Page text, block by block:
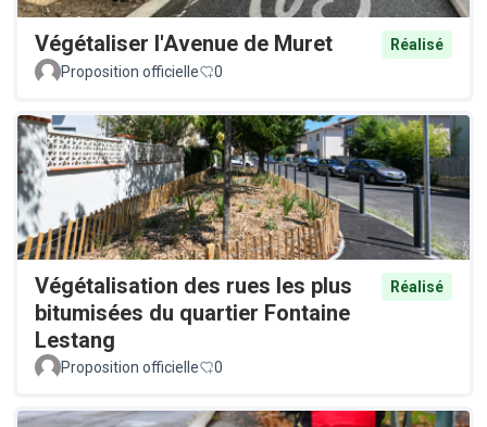
Végétaliser l'Avenue de Muret
Réalisé
Proposition officielle
0
Végétalisation des rues les plus
bitumisées du quartier Fontaine
Lestang
Réalisé
Proposition officielle 0